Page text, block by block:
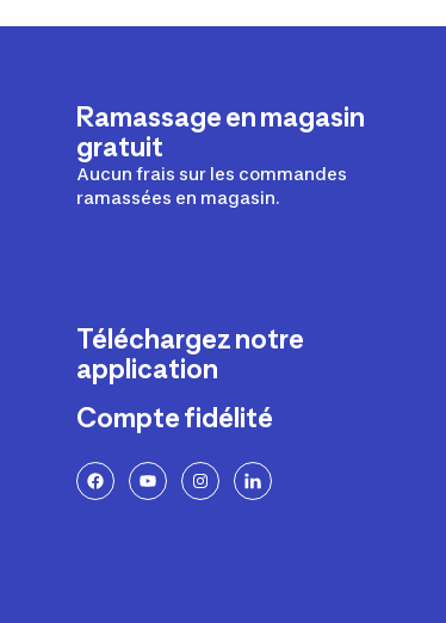
Ramassage en magasin
gratuit
Aucun frais sur les commandes
ramassées en magasin.
Téléchargez notre
application
Compte fidélité